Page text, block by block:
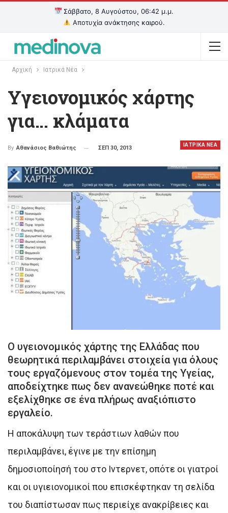
Σάββατο, 8 Αυγούστου, 06:42 μ.μ.
Αποτυχία ανάκτησης καιρού.
Αρχική Ιατρικά Νέα
Υγειονομικός χάρτης
για… κλάματα
ΙΑΤΡΙΚΑ ΝΕΑ
By Αθανάσιος Βαθιώτης ΣΕΠ 30, 2013
Ο υγειονομικός χάρτης της Ελλάδας που
θεωρητικά περιλαμβάνει στοιχεία για όλους
τους εργαζόμενους στον τομέα της Υγείας,
αποδείχτηκε πως δεν ανανεώθηκε ποτέ και
εξελίχθηκε σε ένα πλήρως αναξιόπιστο
εργαλείο.
Η αποκάλυψη των τεράστιων λαθών που
περιλαμβάνει, έγινε με την επίσημη
δημοσιοποίησή του στο Ιντερνετ, οπότε οι γιατροί
και οι υγιειονομικοί που επισκέφτηκαν τη σελίδα
του διαπίστωσαν πως περιείχε ανακρίβειες και